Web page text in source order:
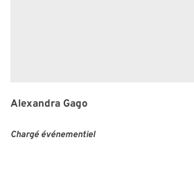
Alexandra Gago
Chargé événementiel